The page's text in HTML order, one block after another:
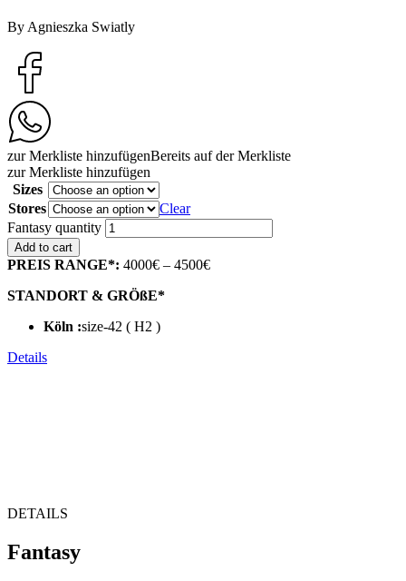
By Agnieszka Swiatly
zur Merkliste hinzufügenBereits auf der Merkliste
zur Merkliste hinzufügen
Sizes
Stores
Clear
Fantasy quantity
Add to cart
PREIS RANGE*: 4000€ – 4500€
STANDORT & GRÖßE*
Köln :size-42 ( H2 )
Details
DETAILS
Fantasy